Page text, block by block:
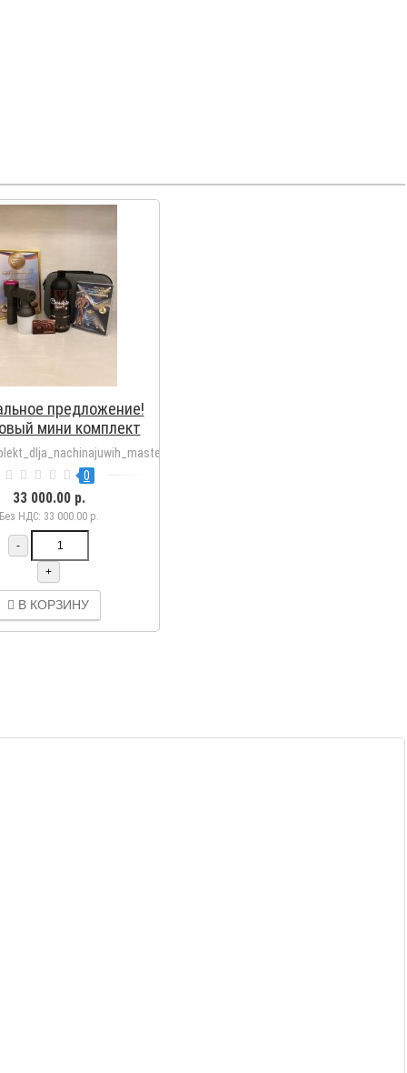
предложение!
мини комплект
мастеров!
0
33 000.00 р.
Без НДС: 33 000.00 р.
-
+
В КОРЗИНУ